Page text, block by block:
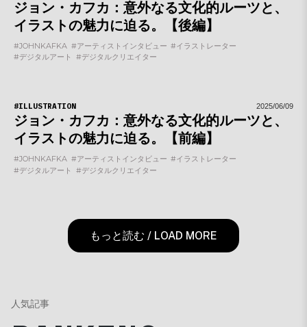
ジョン・カフカ：意外なる文化的ルーツと、
イラストの魅力に迫る。【後編】
#JOHNKAFKA #アーティストインタビュー #イラストレーター
#デジタルアート
#デジタルクリエイター
#ILLUSTRATION
ジョン・カフカ：意外なる文化的ルーツと、
イラストの魅力に迫る。【前編】
#JOHNKAFKA #アーティストインタビュー #イラストレーター
#デジタルアート
#デジタルクリエイター
2025/06/09
もっと読む / LOAD MORE
人気記事